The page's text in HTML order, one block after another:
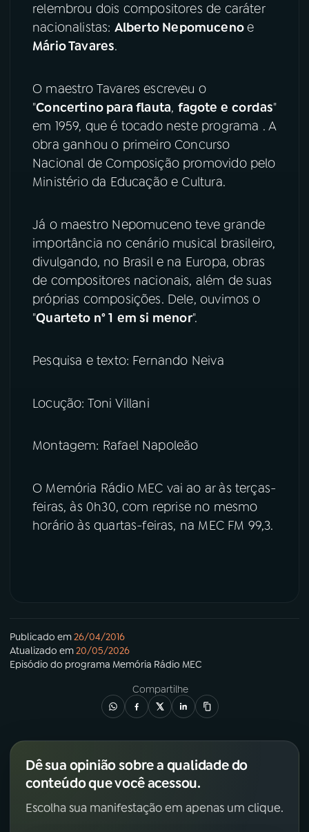
05 PODCASTS
VIDEOCASTS
07 ÚLTIMAS
08 PRÊMIO RÁDIO MEC
ACOMPANHE A RÁDIO MEC
YouTube
Instagram X
TikTok
relembrou dois compositores de caráter
nacionalistas: Alberto Nepomucenoe
Mário Tavares.
O maestro Tavares escreveu o
"Concertino para flauta, fagote e cordas"
em 1959, que é tocado neste programa . A
obra ganhou o primeiro Concurso
Nacional de Composição promovido pelo
Ministério da Educação e Cultura.
Já o maestro Nepomuceno teve grande
importância no cenário musical brasileiro,
divulgando, no Brasil e na Europa, obras
de compositores nacionais, além de suas
próprias composições. Dele, ouvimos o
"Quarteto n° 1 em si menor".
Pesquisa e texto: Fernando Neiva
Locução: Toni Villani
Montagem: Rafael Napoleão
O Memória Rádio MEC vai ao ar às terças-
feiras, às 0h30, com reprise no mesmo
horário às quartas-feiras, na MEC FM 99,3.
Publicado em26/04/2016
Atualizado em20/05/2026
Episódio do programa Memória Rádio MEC
Compartilhe
Dê sua opinião sobre a qualidade do
conteúdo que você acessou.
Escolha sua manifestação em apenas um clique.